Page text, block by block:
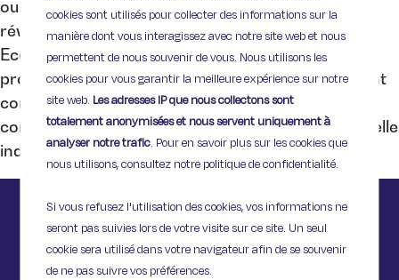
cookies sont utilisés pour collecter des informations sur la
manière dont vous interagissez avec notre site web et nous
permettent de nous souvenir de vous. Nous utilisons les
cookies pour vous garantir la meilleure expérience sur notre
site web. Les adresses IP que nous collectons sont
totalement anonymisées et nous servent uniquement à
analyser notre trafic. Pour en savoir plus sur les cookies que
nous utilisons, consultez notre politique de confidentialité.
Si vous refusez l'utilisation des cookies, vos informations ne
seront pas suivies lors de votre visite sur ce site. Un seul
cookie sera utilisé dans votre navigateur afin de se souvenir
de ne pas suivre vos préférences.
ou impression 3D constitue-t-elle la troisième
révolution industrielle, comme l’affirme The
Economist ? Les changements des modes de
production et la baisse des coûts de fabrication ont
conduit à l’avènement de la société de
consommation au cours du 20ème siècle. La nouvelle
industrie du […]